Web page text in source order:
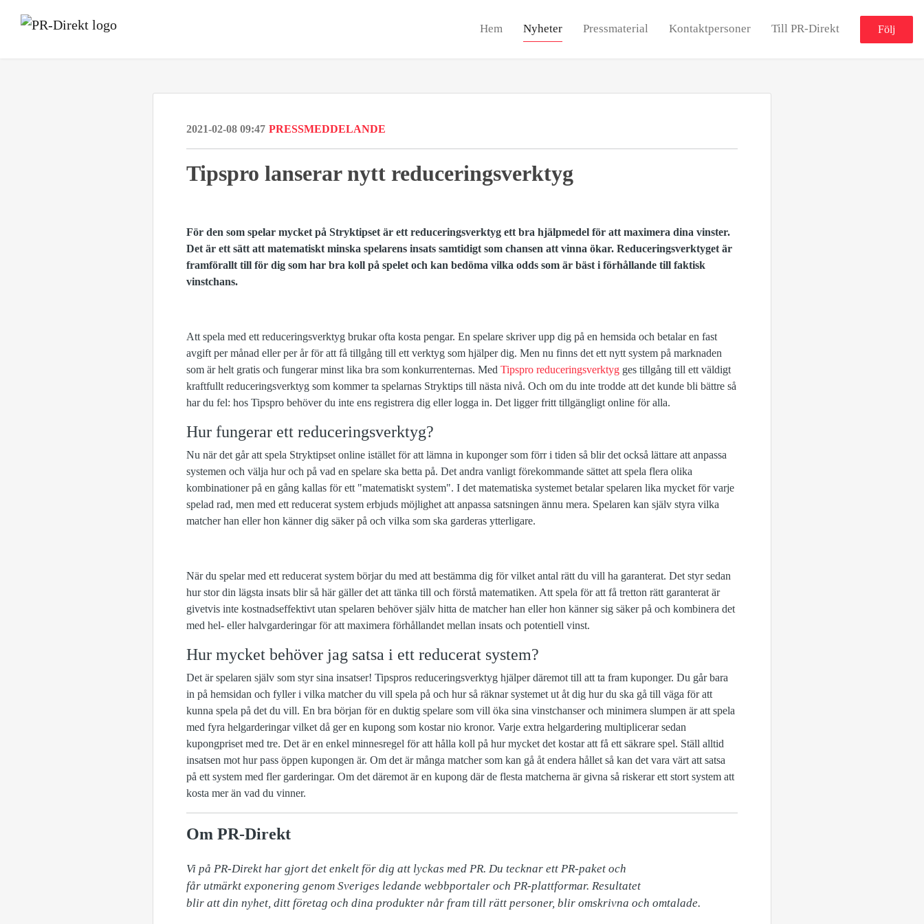
Hem Nyheter Pressmaterial Kontaktpersoner Till PR-Direkt Följ
2021-02-08 09:47 PRESSMEDDELANDE
Tipspro lanserar nytt reduceringsverktyg
För den som spelar mycket på Stryktipset är ett reduceringsverktyg ett bra hjälpmedel för att maximera dina vinster.
Det är ett sätt att matematiskt minska spelarens insats samtidigt som chansen att vinna ökar. Reduceringsverktyget är
framförallt till för dig som har bra koll på spelet och kan bedöma vilka odds som är bäst i förhållande till faktisk
vinstchans.
Att spela med ett reduceringsverktyg brukar ofta kosta pengar. En spelare skriver upp dig på en hemsida och betalar en fast
avgift per månad eller per år för att få tillgång till ett verktyg som hjälper dig. Men nu finns det ett nytt system på marknaden
som är helt gratis och fungerar minst lika bra som konkurrenternas. Med Tipspro reduceringsverktyg ges tillgång till ett väldigt
kraftfullt reduceringsverktyg som kommer ta spelarnas Stryktips till nästa nivå. Och om du inte trodde att det kunde bli bättre så
har du fel: hos Tipspro behöver du inte ens registrera dig eller logga in. Det ligger fritt tillgängligt online för alla.
Hur fungerar ett reduceringsverktyg?
Nu när det går att spela Stryktipset online istället för att lämna in kuponger som förr i tiden så blir det också lättare att anpassa
systemen och välja hur och på vad en spelare ska betta på. Det andra vanligt förekommande sättet att spela flera olika
kombinationer på en gång kallas för ett "matematiskt system". I det matematiska systemet betalar spelaren lika mycket för varje
spelad rad, men med ett reducerat system erbjuds möjlighet att anpassa satsningen ännu mera. Spelaren kan själv styra vilka
matcher han eller hon känner dig säker på och vilka som ska garderas ytterligare.
När du spelar med ett reducerat system börjar du med att bestämma dig för vilket antal rätt du vill ha garanterat. Det styr sedan
hur stor din lägsta insats blir så här gäller det att tänka till och förstå matematiken. Att spela för att få tretton rätt garanterat är
givetvis inte kostnadseffektivt utan spelaren behöver själv hitta de matcher han eller hon känner sig säker på och kombinera det
med hel- eller halvgarderingar för att maximera förhållandet mellan insats och potentiell vinst.
Hur mycket behöver jag satsa i ett reducerat system?
Det är spelaren själv som styr sina insatser! Tipspros reduceringsverktyg hjälper däremot till att ta fram kuponger. Du går bara
in på hemsidan och fyller i vilka matcher du vill spela på och hur så räknar systemet ut åt dig hur du ska gå till väga för att
kunna spela på det du vill. En bra början för en duktig spelare som vill öka sina vinstchanser och minimera slumpen är att spela
med fyra helgarderingar vilket då ger en kupong som kostar nio kronor. Varje extra helgardering multiplicerar sedan
kupongpriset med tre. Det är en enkel minnesregel för att hålla koll på hur mycket det kostar att få ett säkrare spel. Ställ alltid
insatsen mot hur pass öppen kupongen är. Om det är många matcher som kan gå åt endera hållet så kan det vara värt att satsa
på ett system med fler garderingar. Om det däremot är en kupong där de flesta matcherna är givna så riskerar ett stort system att
kosta mer än vad du vinner.
Om PR-Direkt
Vi på PR-Direkt har gjort det enkelt för dig att lyckas med PR. Du tecknar ett PR-paket och
får utmärkt exponering genom Sveriges ledande webbportaler och PR-plattformar. Resultatet
blir att din nyhet, ditt företag och dina produkter når fram till rätt personer, blir omskrivna och omtalade.